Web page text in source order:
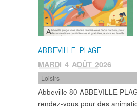
ABBEVILLE PLAGE
MARDI 4 AOÛT 2026
Loisirs
Abbeville 80 ABBEVILLE
rendez-vous pour des